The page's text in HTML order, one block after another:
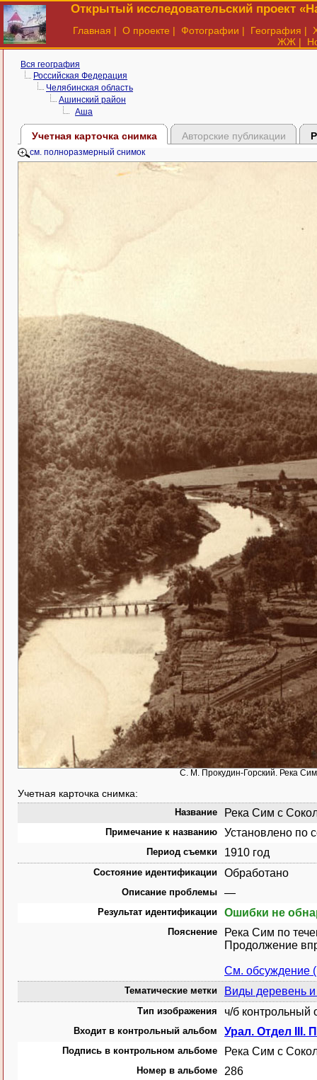
Открытый исследовательский проект
Главная | О проекте | Фотографии | География |
ЖЖ |
Вся география
Российская Федерация
Челябинская область
Ашинский район
Аша
Учетная карточка снимка Авторские публикации
см. полноразмерный снимок
С. М. Прокудин-Горский. Река
Учетная карточка снимка:
Название Река Сим с
Примечание к названию Установлено по
Период съемки 1910 год
Состояние идентификации Обработано
Описание проблемы —
Результат идентификации Ошибки не
Пояснение
Река Сим по
Продолжение
См. обсуждение
Тематические метки Виды деревень и
Тип изображения ч/б контрольный
Входит в контрольный альбом Урал. Отдел III.
Подпись в контрольном альбоме Река Сим с
Номер в альбоме 286